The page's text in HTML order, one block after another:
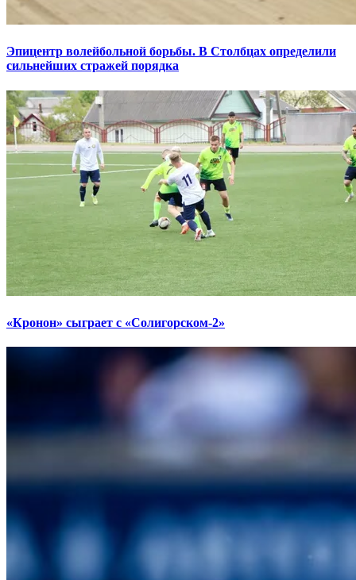
Эпицентр волейбольной борьбы. В Столбцах определили
сильнейших стражей порядка
«Кронон» сыграет с «Солигорском-2»